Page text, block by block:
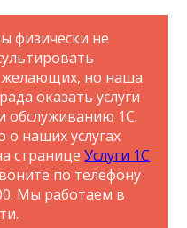
физически не
желающих, но наша
оказать услуги
обслуживанию 1С.
о наших услугах
страницеУслуги 1С
по телефону
Мы работаем в